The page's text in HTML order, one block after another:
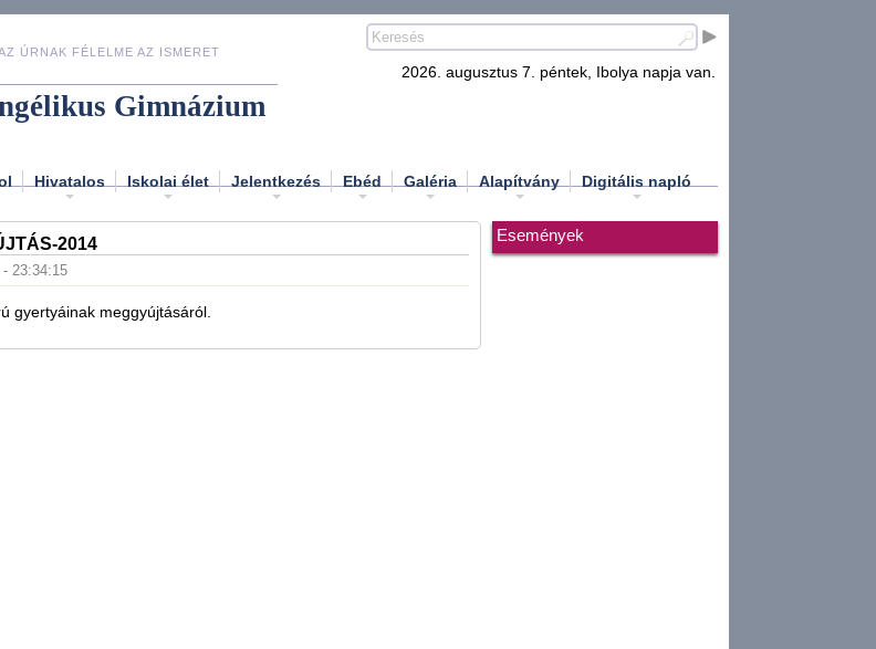
ÚRNAK FÉLELME AZ ISMERET
Gimnázium
2026. augusztus 7. péntek, Ibolya napja van.
Hivatalos Iskolai élet Jelentkezés Ebéd Galéria Alapítvány Digitális napló
2014
23:34:15
gyertyáinak meggyújtásáról.
Események